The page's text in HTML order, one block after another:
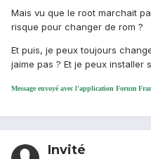
Mais vu que le root marchait
risque pour changer de rom ?
Et puis, je peux toujours
jaime pas ? Et je peux installer
Message envoyé avec l'application Forum
Invité